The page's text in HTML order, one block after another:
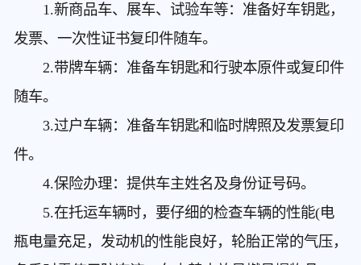
1.新商品车、展车、试验车等：准备好车钥匙，
发票、一次性证书复印件随车。
2.带牌车辆：准备车钥匙和行驶本原件或复印件
随车。
3.过户车辆：准备车钥匙和临时牌照及发票复印
件。
4.保险办理：提供车主姓名及身份证号码。
5.在托运车辆时，要仔细的检查车辆的性能(电
瓶电量充足，发动机的性能良好，轮胎正常的气压，